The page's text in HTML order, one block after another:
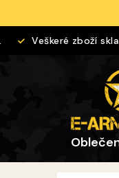
obsahVeškeré zboží